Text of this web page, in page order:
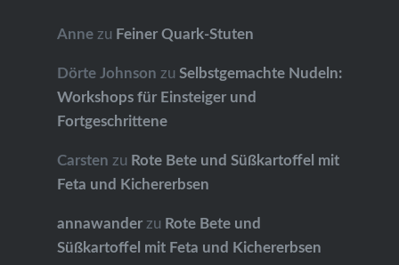
Annezu Feiner Quark-Stuten
Dörte Johnson zu Selbstgemachte Nudeln:
Workshops für Einsteiger und
Fortgeschrittene
Carsten zu Rote Bete und Süßkartoffel mit
Feta und Kichererbsen
annawanderzu Rote Bete und
Süßkartoffel mit Feta und Kichererbsen